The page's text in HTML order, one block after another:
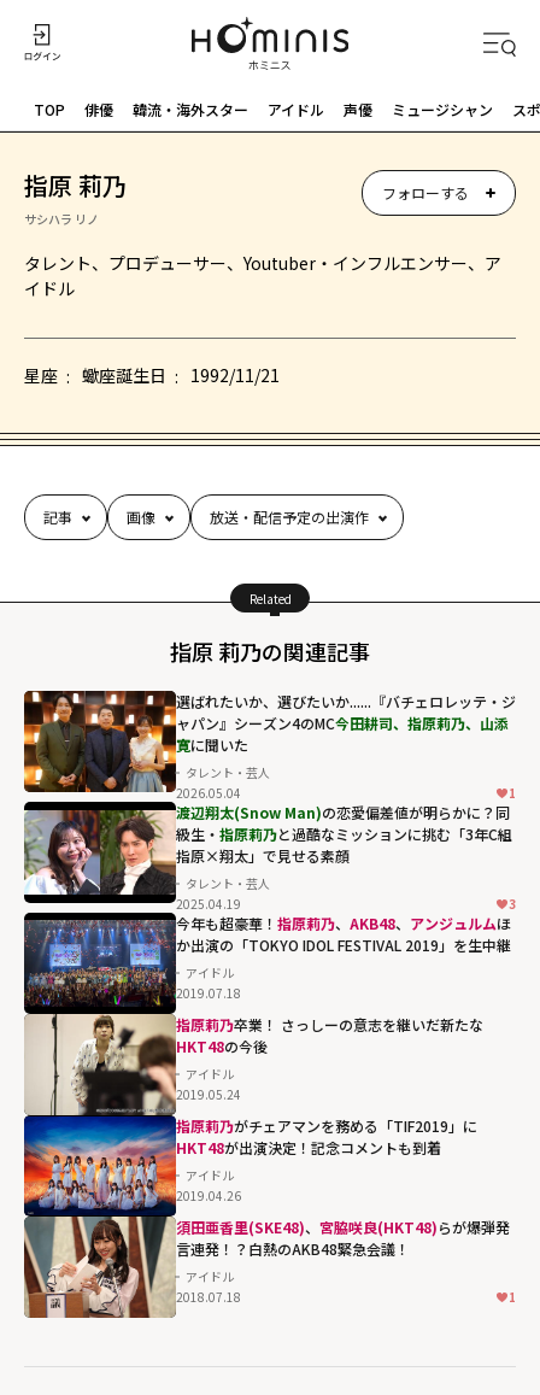
TOP 俳優 韓流・海外スター アイドル 声優 ミュージシャン ス
指原 莉乃
サシハラ リノ
タレント、プロデューサー、Youtuber・インフルエンサー、ア
イドル
フォローする
星座 蠍座誕生日 1992/11/21
記事 画像 放送・配信予定の出演作
Related
指原 莉乃の関連記事
選ばれたいか、選びたいか......『バチェロレッテ・ジ
ャパン』シーズン4のMC今田耕司、指原莉乃、山添
寛に聞いた
タレント・芸人
2026.05.04
1
渡辺翔太(Snow Man)の恋愛偏差値が明らかに？同
級生・ 指原莉乃と過酷なミッションに挑む「3年C組
指原×翔太」で見せる素顔
タレント・芸人
2025.04.19
3
今年も超豪華！ 指原莉乃、 AKB48、 アンジュルムほ
か出演の「TOKYO IDOL FESTIVAL 2019」を生中継
アイドル
2019.07.18
指原莉乃卒業！ さっしーの意志を継いだ新たな
HKT48の今後
アイドル
2019.05.24
指原莉乃がチェアマンを務める「TIF2019」に
HKT48が出演決定！記念コメントも到着
アイドル
2019.04.26
須田亜香里(SKE48)、 宮脇咲良(HKT48)らが爆弾発
言連発！？白熱のAKB48緊急会議！
アイドル
2018.07.18
1